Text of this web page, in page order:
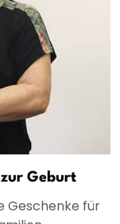
Geburt
Geschenke für